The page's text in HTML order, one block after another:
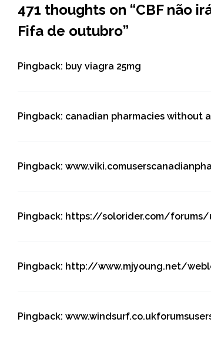
471 thoughts on “CBF não
Fifa de outubro”
Pingback: buy viagra 25mg
Pingback: canadian pharmacies without
Pingback:
Pingback: https://solorider.com/
Pingback: http://www.mjyoung.net/
Pingback: